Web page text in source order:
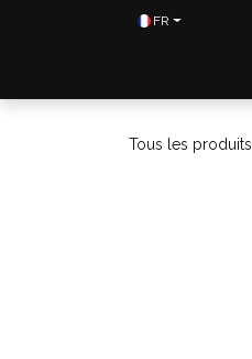
FR
Tous les produits